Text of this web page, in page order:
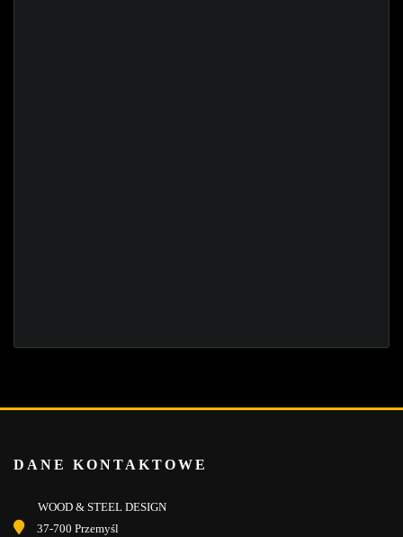
DANE KONTAKTOWE
WOOD & STEEL DESIGN
37-700 Przemyśl